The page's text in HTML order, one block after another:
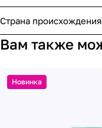
Страна происхождения
Вам также
Новинка